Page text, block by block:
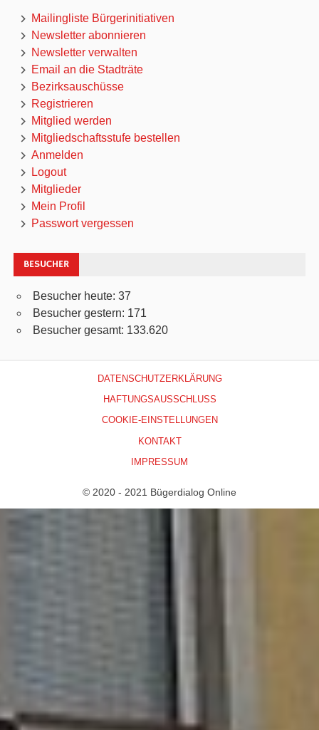
Mailingliste Bürgerinitiativen
Newsletter abonnieren
Newsletter verwalten
Email an die Stadträte
Bezirksauschüsse
Registrieren
Mitglied werden
Mitgliedschaftsstufe bestellen
Anmelden
Logout
Mitglieder
Mein Profil
Passwort vergessen
BESUCHER
Besucher heute: 37
Besucher gestern: 171
Besucher gesamt: 133.620
DATENSCHUTZERKLÄRUNG
HAFTUNGSAUSSCHLUSS
COOKIE-EINSTELLUNGEN
KONTAKT
IMPRESSUM
© 2020 - 2021 Bügerdialog Online